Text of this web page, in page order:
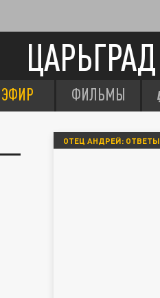
ЦАРЬГРАД
ЭФИР ФИЛЬМЫ
ОТЕЦ АНДРЕЙ: ОТВЕТЫ